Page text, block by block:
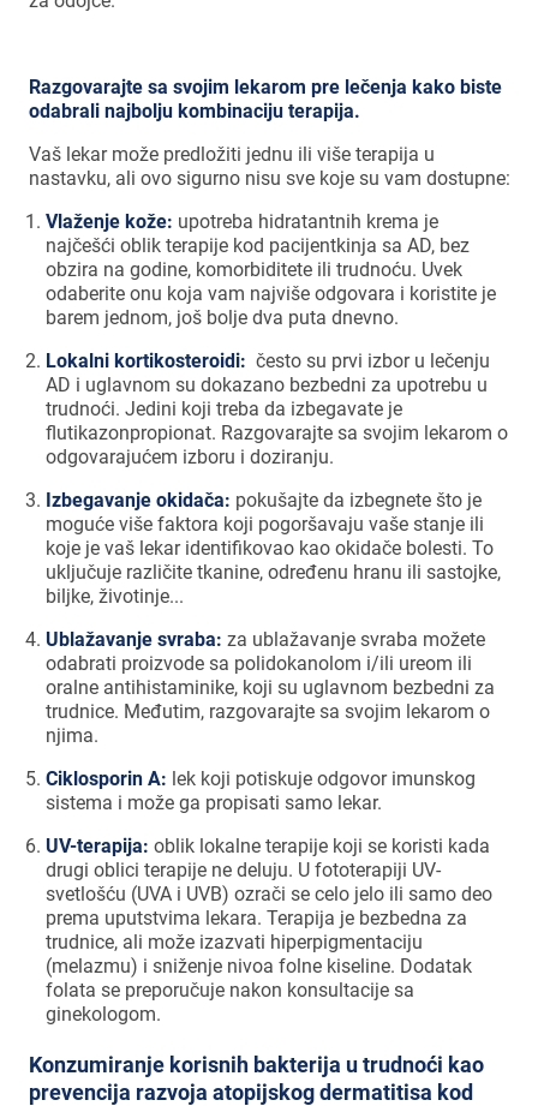
Razgovarajte sa svojim lekarom pre lečenja kako biste
odabrali najbolju kombinaciju terapija.
Vaš lekar može predložiti jednu ili više terapija u
nastavku, ali ovo sigurno nisu sve koje su vam dostupne:
Vlaženje kože: upotreba hidratantnih krema je
najčešći oblik terapije kod pacijentkinja sa AD, bez
obzira na godine, komorbiditete ili trudnoću. Uvek
odaberite onu koja vam najviše odgovara i koristite je
barem jednom, još bolje dva puta dnevno.
Lokalni kortikosteroidi: često su prvi izbor u lečenju
AD i uglavnom su dokazano bezbedni za upotrebu u
trudnoći. Jedini koji treba da izbegavate je
flutikazonpropionat. Razgovarajte sa svojim lekarom o
odgovarajućem izboru i doziranju.
Izbegavanje okidača: pokušajte da izbegnete što je
moguće više faktora koji pogoršavaju vaše stanje ili
koje je vaš lekar identifikovao kao okidače bolesti. To
uključuje različite tkanine, određenu hranu ili sastojke,
biljke, životinje...
Ublažavanje svraba: za ublažavanje svraba možete
odabrati proizvode sa polidokanolom i/ili ureom ili
oralne antihistaminike, koji su uglavnom bezbedni za
trudnice. Međutim, razgovarajte sa svojim lekarom o
njima.
Ciklosporin A: lek koji potiskuje odgovor imunskog
sistema i može ga propisati samo lekar.
UV-terapija: oblik lokalne terapije koji se koristi kada
drugi oblici terapije ne deluju. U fototerapiji UV-
svetlošću (UVA i UVB) ozrači se celo jelo ili samo deo
prema uputstvima lekara. Terapija je bezbedna za
trudnice, ali može izazvati hiperpigmentaciju
(melazmu) i sniženje nivoa folne kiseline. Dodatak
folata se preporučuje nakon konsultacije sa
ginekologom.
Konzumiranje korisnih bakterija u trudnoći kao
prevencija razvoja atopijskog dermatitisa kod